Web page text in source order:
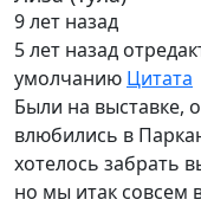
9 лет назад
5 лет назад
умолчанию Цитата
Были на выставке,
влюбились в
хотелось забрать
но мы итак совсем